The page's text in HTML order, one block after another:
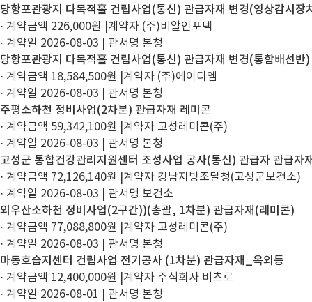
당항포관광지 다목적홀 건립사업(통신) 관급자재 변경(영상감시장
· 계약금액 226,000원
계약자 (주)비알인포텍
· 계약일 2026-08-03
관서명 본청
당항포관광지 다목적홀 건립사업(통신) 관급자재 변경(통합배선반)
· 계약금액 18,584,500원
계약자 (주)에이디엠
· 계약일 2026-08-03
관서명 본청
주평소하천 정비사업(2차분) 관급자재 레미콘
· 계약금액 59,342,100원
계약자 고성레미콘(주)
· 계약일 2026-08-03
관서명 본청
고성군 통합건강관리지원센터 조성사업 공사(통신) 관급자 관급자
· 계약금액 72,126,140원
계약자 경남지방조달청(고성군보건소)
· 계약일 2026-08-03
관서명 보건소
외우산소하천 정비사업(2구간))(총괄, 1차분) 관급자재(레미콘)
· 계약금액 77,088,800원
계약자 고성레미콘(주)
· 계약일 2026-08-03
관서명 본청
마동호습지센터 건립사업 전기공사 (1차분) 관급자재_옥외등
· 계약금액 12,400,000원
계약자 주식회사 비츠로
· 계약일 2026-08-01
관서명 본청